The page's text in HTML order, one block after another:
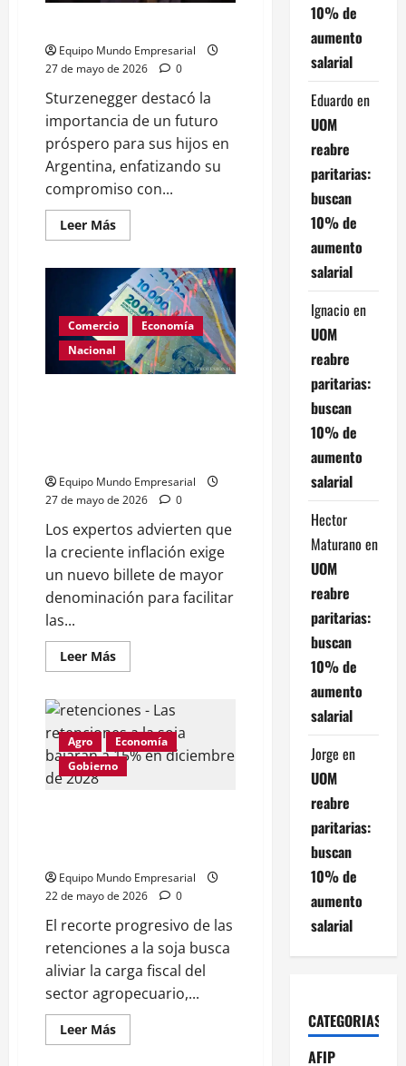
Equipo Mundo Empresarial
27 de mayo de 2026
0
Sturzenegger destacó la
importancia de un futuro
próspero para sus hijos en
Argentina, enfatizando su
compromiso con...
Leer MásLeer
más
Dont
cry
for
me
Sturzenegger
Comercio
Economía
Nacional
Equipo Mundo Empresarial
27 de mayo de 2026
0
Los expertos advierten que
la creciente inflación exige
un nuevo billete de mayor
denominación para facilitar
las...
Leer MásLeer
más
Qué
nuevo
billete
de
mayor
denominación
Agro
Economía
Gobierno
Equipo Mundo Empresarial
22 de mayo de 2026
0
El recorte progresivo de las
retenciones a la soja busca
aliviar la carga fiscal del
sector agropecuario,...
Leer MásLeer
más
10% de
aumento
salarial
Eduardo en
UOM
reabre
paritarias:
buscan
10% de
aumento
salarial
Ignacio en
UOM
reabre
paritarias:
buscan
10% de
aumento
salarial
Hector
Maturano en
UOM
reabre
paritarias:
buscan
10% de
aumento
salarial
Jorge en
UOM
reabre
paritarias:
buscan
10% de
aumento
salarial
CATEGORIAS
AFIP